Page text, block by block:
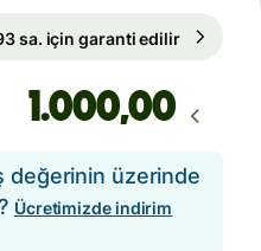
sa. için garanti edilir
,00
değerinin üzerinde
Ücretimizde indirim